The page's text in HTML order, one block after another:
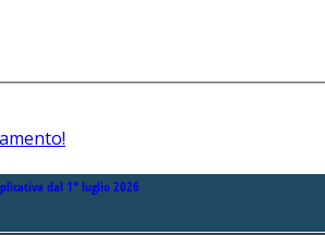
dal 1° luglio 2026